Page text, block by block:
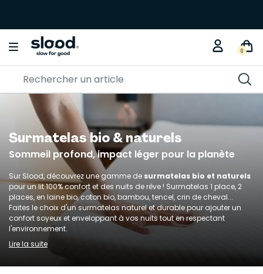
0
Surmatelas bio & naturels
Sommeil profond, impact léger pour la planète
Sur Slood, découvrez une gamme de surmatelas bio et naturels
pour un lit 100% confort et des nuits de rêve ! Surmatelas 1 place, 2
places, en laine bio, coton bio, bambou, tencel, crin de cheval...
Faites le choix d'un surmatelas naturel et durable pour ajouter un
confort soyeux et enveloppant à vos nuits tout en respectant
l'environnement.
Lire la suite